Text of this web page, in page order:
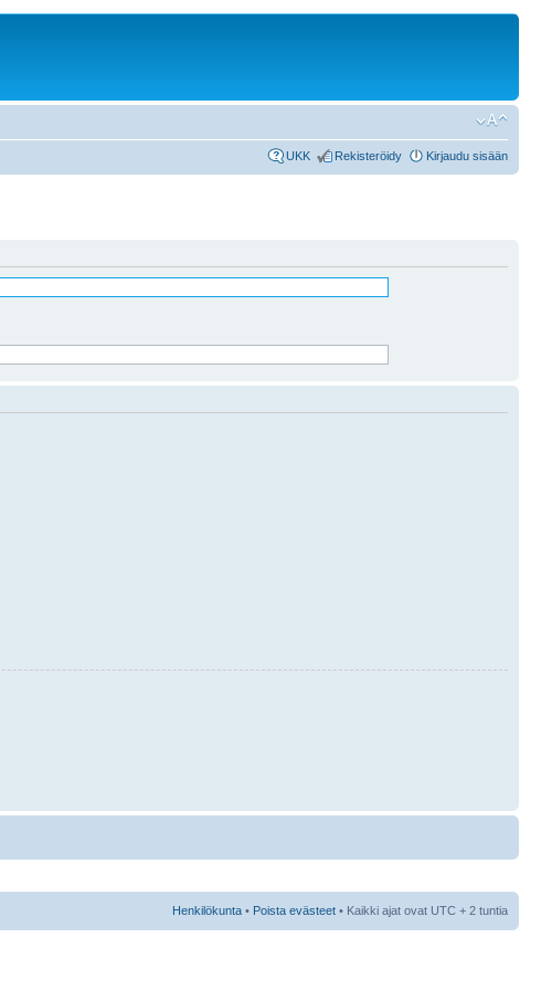
UKK Rekisteröidy Kirjaudu sisään
Henkilökunta • Poista evästeet • Kaikki ajat ovat UTC + 2 tuntia